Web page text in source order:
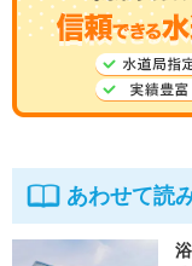
あわせて読